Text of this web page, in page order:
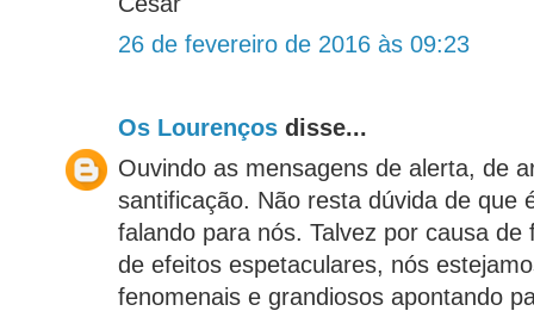
26 de fevereiro de 2016 às 09:23
Os Lourenços disse...
Ouvindo as mensagens de alerta, de
santificação. Não resta dúvida de que
falando para nós. Talvez por causa de
de efeitos espetaculares, nós
fenomenais e grandiosos apontando